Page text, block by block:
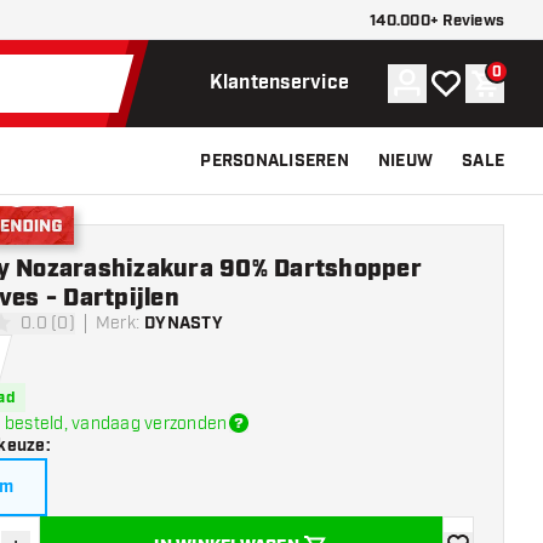
140.000+ Reviews
Klantenservice Account
Mijn 0
PERSONALISEREN NIEUW SALE
0.0 (0) Merk: DYNASTY
Nozarashizakura 90% Dartshopper
- Dartpijlen
vandaag verzonden
: